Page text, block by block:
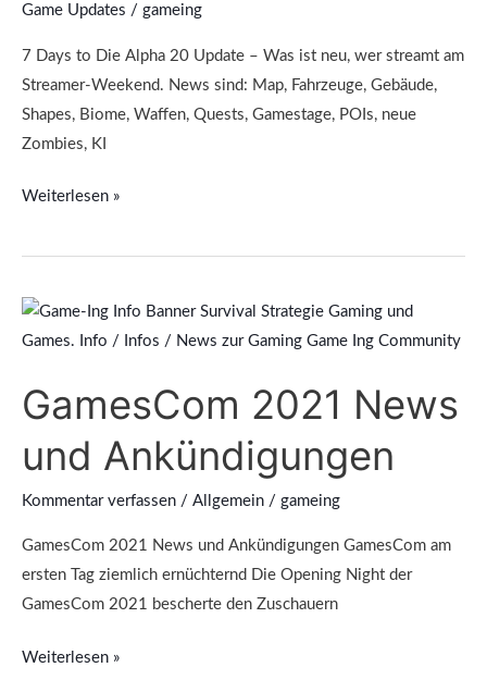
Game Updates / gameing
7 Days to Die Alpha 20 Update – Was ist neu, wer streamt am
Streamer-Weekend. News sind: Map, Fahrzeuge, Gebäude,
Shapes, Biome, Waffen, Quests, Gamestage, POIs, neue
Zombies, KI
neu,
wer
streamt
am
Streamer
Weiterlesen »
GamesCom 2021 News
und Ankündigungen
Kommentar verfassen / Allgemein / gameing
GamesCom 2021 News und Ankündigungen GamesCom am
ersten Tag ziemlich ernüchternd Die Opening Night der
GamesCom 2021 bescherte den Zuschauern
GamesCom
2021
und
Weiterlesen »